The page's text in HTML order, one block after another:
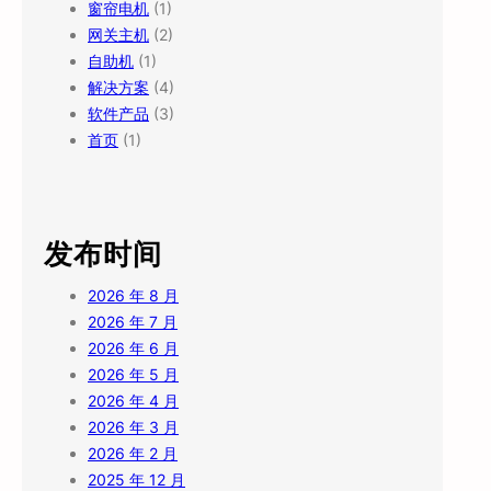
窗帘电机 (1)
网关主机 (2)
自助机 (1)
解决方案 (4)
软件产品 (3)
首页 (1)
发布时间
2026 年 8 月
2026 年 7 月
2026 年 6 月
2026 年 5 月
2026 年 4 月
2026 年 3 月
2026 年 2 月
2025 年 12 月